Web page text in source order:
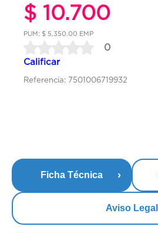
$ 10.700
PUM: $ 5,350.00 EMP
0
Calificar
Referencia: 7501006719932
Ficha Técnica
Aviso Legal